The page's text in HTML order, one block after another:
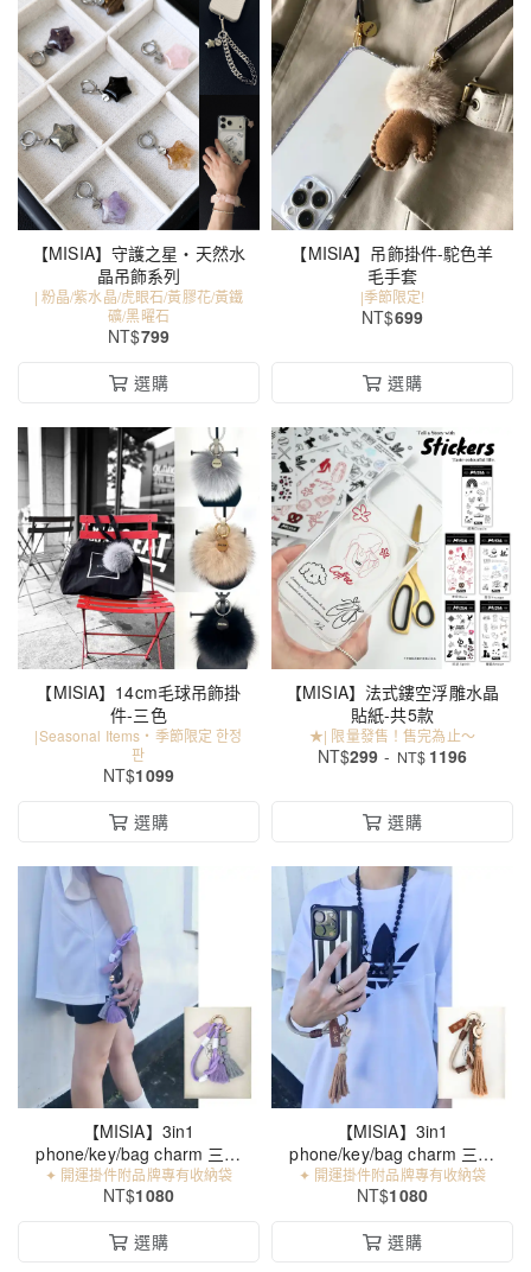
【MISIA】守護之星・天然水
晶吊飾系列
| 粉晶/紫水晶/虎眼石/黃膠花/黃鐵
礦/黑曜石
NT$799
選購
【MISIA】吊飾掛件-駝色羊
毛手套
|季節限定!
NT$699
選購
【MISIA】14cm毛球吊飾掛
件-三色
|Seasonal Items・季節限定 한정
판
NT$1099
選購
【MISIA】法式鏤空浮雕水晶
貼紙-共5款
★| 限量發售！售完為止～
NT$299 - NT$ 1196
選購
【MISIA】3in1
phone/key/bag charm 三合
一手工編織繩索開運掛件
（PL372)
✦ 開運掛件附品牌專有收納袋
NT$1080
選購
【MISIA】3in1
phone/key/bag charm 三合
一手工編織繩索開運掛件
（BN375)
✦ 開運掛件附品牌專有收納袋
NT$1080
選購